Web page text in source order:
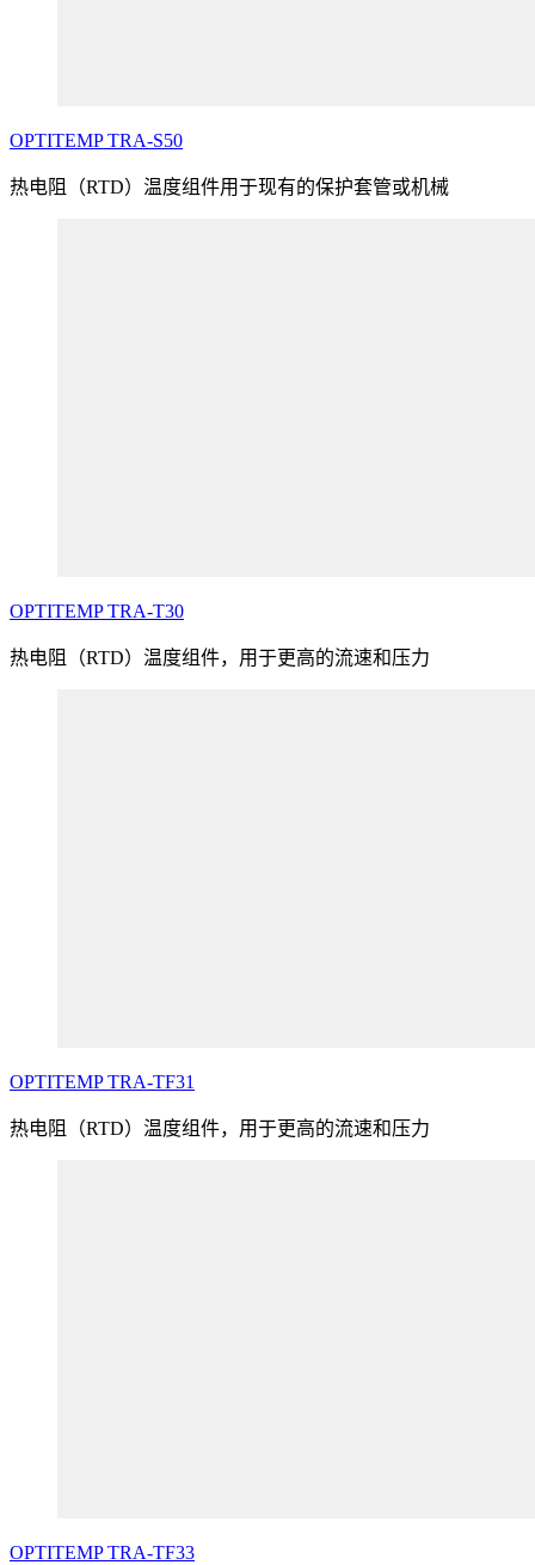
OPTITEMP TRA-S50
热电阻（RTD）温度组件用于现有的保护套管或机械
OPTITEMP TRA-T30
热电阻（RTD）温度组件，用于更高的流速和压力
OPTITEMP TRA-TF31
热电阻（RTD）温度组件，用于更高的流速和压力
OPTITEMP TRA-TF33